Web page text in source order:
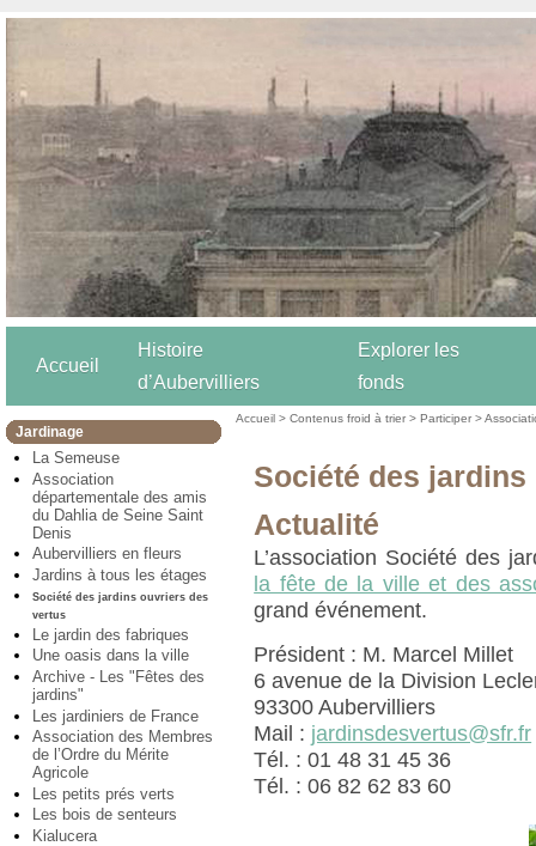
Accueil
Histoire
d’Aubervilliers
Explorer les
fonds
Jardinage
La Semeuse
Association
départementale des amis
du Dahlia de Seine Saint
Denis
Aubervilliers en fleurs
Jardins à tous les étages
Société des jardins ouvriers des
vertus
Le jardin des fabriques
Une oasis dans la ville
Archive - Les "Fêtes des
jardins"
Les jardiniers de France
Association des Membres
de l’Ordre du Mérite
Agricole
Les petits prés verts
Les bois de senteurs
Kialucera
Accueil >Contenus froid à trier >Participer >
Société des
Actualité
L’association Société des
la fête de la ville et des
grand événement.
Président : M. Marcel Millet
6 avenue de la Division
93300 Aubervilliers
Mail : jardinsdesvertus@sfr.fr
Tél. : 01 48 31 45 36
Tél. : 06 82 62 83 60